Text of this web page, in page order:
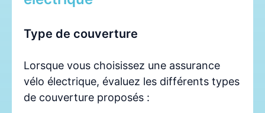
Type de couverture
Lorsque vous choisissez une assurance
vélo électrique, évaluez les différents types
de couverture proposés :